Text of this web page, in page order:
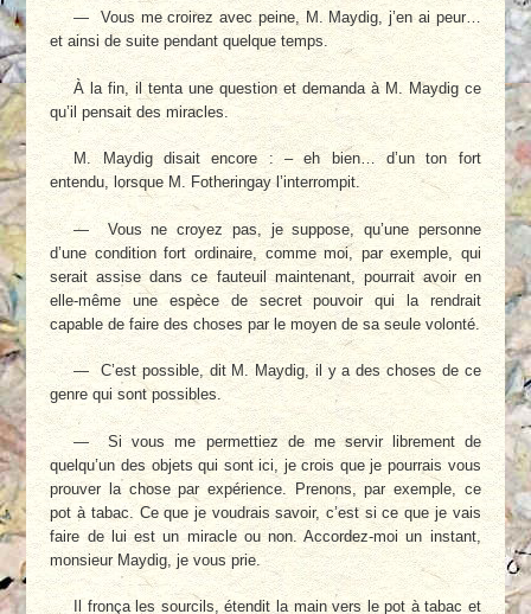
— Vous me croirez avec peine, M. Maydig, j’en ai peur…
et ainsi de suite pendant quelque temps.
À la fin, il tenta une question et demanda à M. Maydig ce
qu’il pensait des miracles.
M. Maydig disait encore : – eh bien… d’un ton fort
entendu, lorsque M. Fotheringay l’interrompit.
— Vous ne croyez pas, je suppose, qu’une personne
d’une condition fort ordinaire, comme moi, par exemple, qui
serait assise dans ce fauteuil maintenant, pourrait avoir en
elle-même une espèce de secret pouvoir qui la rendrait
capable de faire des choses par le moyen de sa seule volonté.
— C’est possible, dit M. Maydig, il y a des choses de ce
genre qui sont possibles.
— Si vous me permettiez de me servir li­brement de
quelqu’un des objets qui sont ici, je crois que je pourrais vous
prouver la chose par expérience. Prenons, par exemple, ce
pot à tabac. Ce que je voudrais savoir, c’est si ce que je vais
faire de lui est un miracle ou non. Ac­cordez-moi un instant,
monsieur Maydig, je vous prie.
Il fronça les sourcils, étendit la main vers le pot à tabac et